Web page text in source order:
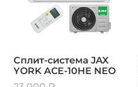
Сплит-система JAX
YORK ACE-10HE NEO